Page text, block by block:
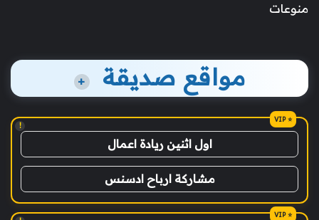
منوعات
مواقع صديقة +
!
اول اثنين ريادة اعمال
مشاركة ارباح ادسنس